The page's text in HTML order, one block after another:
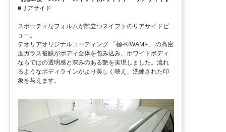
■リアサイド
スポーティなフォルムが際立つスイフトのリアサイドビ
ュー。
テオリアオリジナルコーティング 「極-KIWAMI-」 の高密
度ガラス被膜がボディ全体を包み込み、ホワイトボディ
ならではの透明感と深みのある艶を実現しました。流れ
るようなボディラインがより美しく映え、洗練された印
象を与えます。